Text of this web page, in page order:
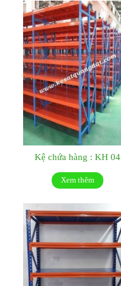
Kệ chứa hàng : KH 04
Xem thêm